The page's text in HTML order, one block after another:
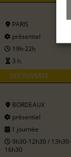
PARIS
présentiel
19h-22h
3 h.
DÉCOUVERTE
BORDEAUX
présentiel
1 journée
9h30-12h30 / 13h30-
16h30